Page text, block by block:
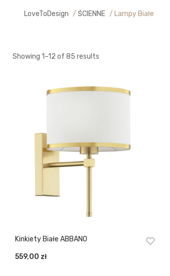
LoveToDesign / ŚCIENNE / Lampy Białe
Showing 1–12 of 85 results
Kinkiety Białe ABBANO
559,00 zł